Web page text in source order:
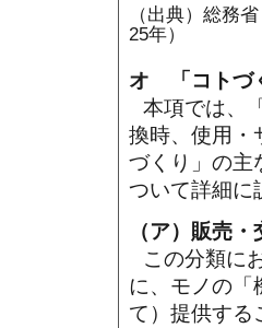
（出典）総務
25年）
オ 「コトづ
本項では、
換時、使用・
づくり」の主
ついて詳細に
（ア）販売
この分類に
に、モノの「
て）提供する